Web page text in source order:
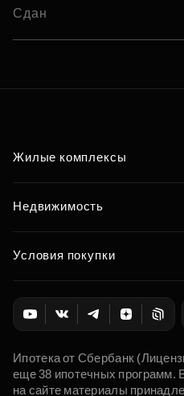
Сдан
Жилые комплексы
Недвижимость
Условия покупки
Ипотека от Сбербанк
еще 38 ипотечных программ.
на сайте материалы